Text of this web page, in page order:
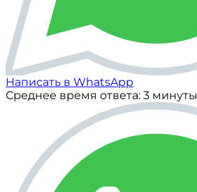
Написать в WhatsApp
Среднее время ответа: 3 минуты